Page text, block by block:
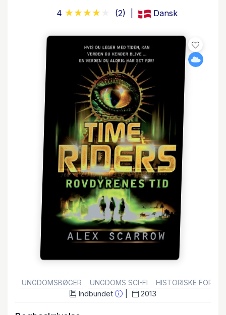
4 (2) Dansk
UNGDOMSBØGER
UNGDOMS SCI-FI HISTORISKE
Indbundet 2013